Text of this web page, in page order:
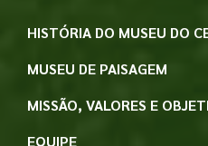
HISTÓRIA DO MUSEU DO
MUSEU DE PAISAGEM
MISSÃO, VALORES E
EQUIPE